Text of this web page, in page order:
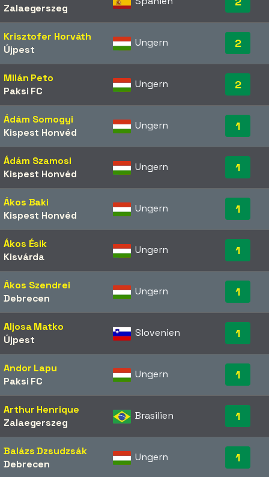
Zalaegerszeg
Krisztofer Horváth
Újpest
Ungern 2
Milán Peto
Paksi FC
Ungern 2
Ádám Somogyi
Kispest Honvéd
Ungern 1
Ádám Szamosi
Kispest Honvéd
Ungern 1
Ákos Baki
Kispest Honvéd
Ungern 1
Ákos Ésik
Kisvárda
Ungern 1
Ákos Szendrei
Debrecen
Ungern 1
Aljosa Matko
Újpest
Slovenien 1
Andor Lapu
Paksi FC
Ungern 1
Arthur Henrique
Zalaegerszeg
Brasilien 1
Balázs Dzsudzsák
Debrecen
Ungern 1